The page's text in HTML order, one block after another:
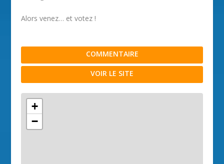
Alors venez… et votez !
COMMENTAIRE
VOIR LE SITE
+
−